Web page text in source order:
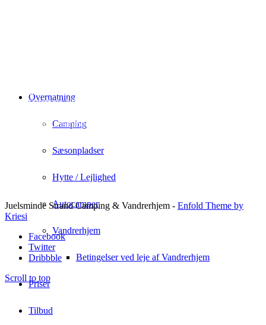
Overnatning
Camping
Sæsonpladser
Hytte / Lejlighed
Autocamper
Vandrerhjem
Betingelser ved leje af Vandrerhjem
Priser
Tilbud
Juelsminde Strand Camping & Vandrehjem
Rousthøjs Allè 1
info@juelsmindecamping.dk
Juelsminde Strand Camping & Vandrerhjem - Enfold Theme by
Kriesi
Facebook
Twitter
Dribbble
Scroll to top